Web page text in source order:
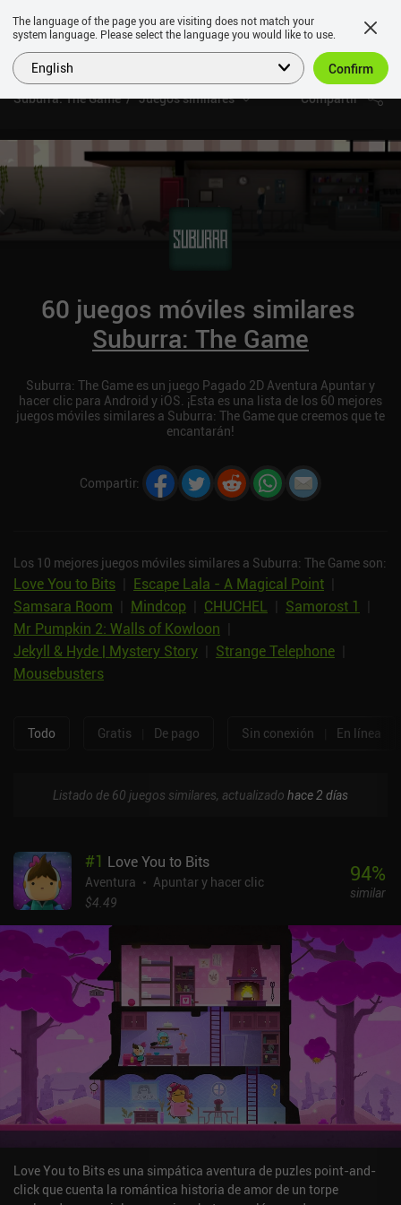
Suburra: The Game Juegos similares Compartir
60 juegos móviles similares
Suburra: The Game
Suburra: The Game es un juego Pagado 2D Aventura Apuntar y
hacer clic para Android y iOS. ¡Esta es una lista de los 60 mejores
juegos móviles similares a Suburra: The Game que creemos que te
encantarán!
Compartir:
Los 10 mejores juegos móviles similares a Suburra: The Game son:
Love You to Bits Escape Lala - A Magical Point
Samsara Room
Mindcop CHUCHEL Samorost 1
Mr Pumpkin 2: Walls of Kowloon
Jekyll & Hyde | Mystery Story
Strange Telephone
Mousebusters
Todo Gratis De pago Sin conexión En línea
Listado de 60 juegos similares, actualizado hace 2 días
#1 Love You to Bits
Aventura
Apuntar y hacer clic
$4.49
94%
similar
Love You to Bits es una simpática aventura de puzles point-and-
click que cuenta la romántica historia de amor de un torpe
The language of the page you are visiting does not match your
system language. Please select the language you would like to use.
English Confirm